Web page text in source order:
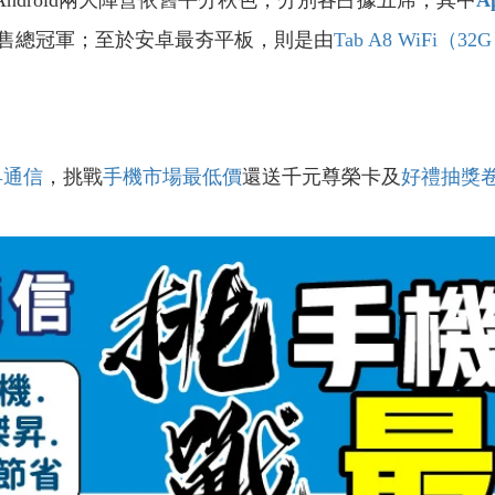
總冠軍；至於安卓最夯平板，則是由Tab A8 WiFi（
信 ，挑戰手機市場最低價還送千元尊榮卡及好禮抽獎